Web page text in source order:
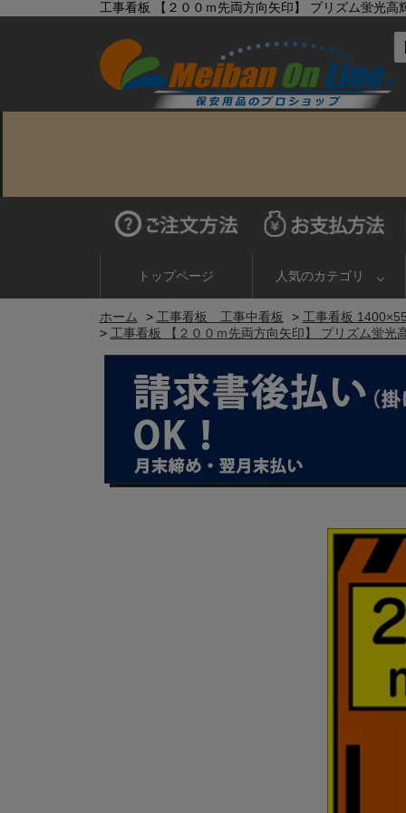
工事看板 【２００ｍ先両方向矢印】 プリズム蛍光
トップページ 人気のカテゴリ
ホーム > 工事看板 工事中看板 > 工事看板
> 工事看板 【２００ｍ先両方向矢印】 プリズム蛍